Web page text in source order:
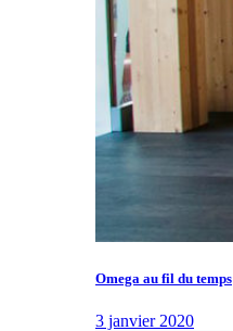
Omega au fil du temps
3 janvier 2020